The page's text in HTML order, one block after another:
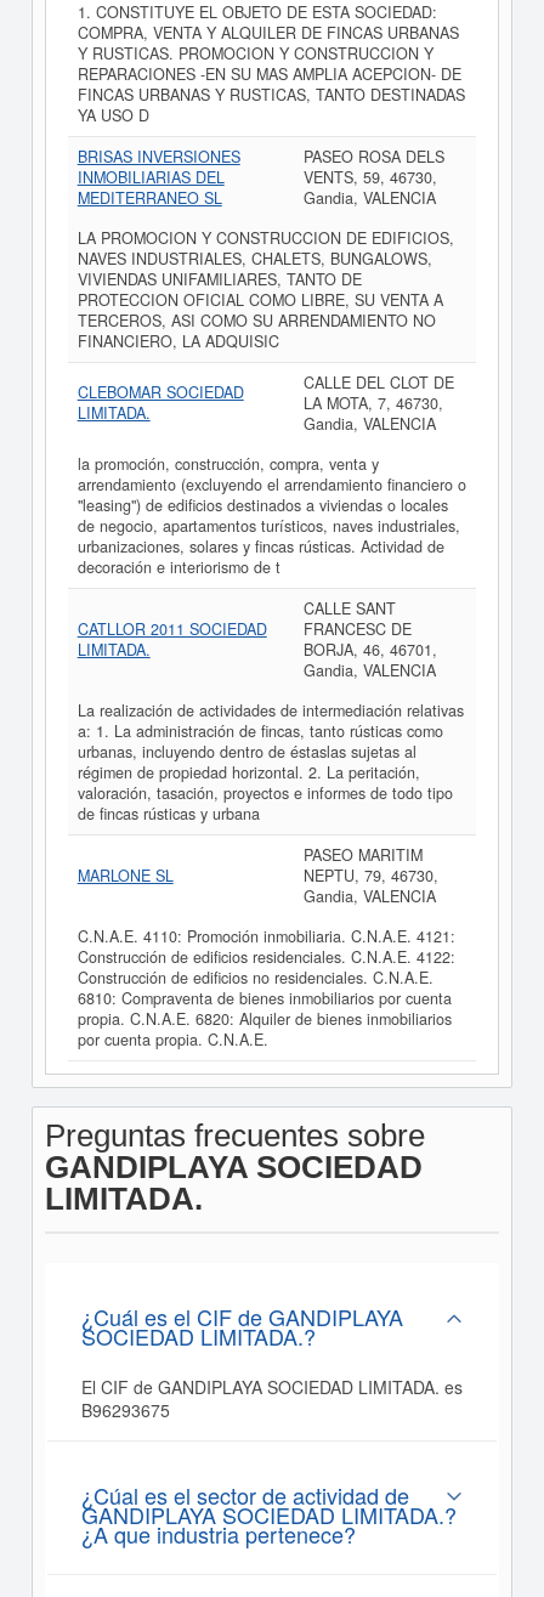
1. CONSTITUYE EL OBJETO DE ESTA SOCIEDAD:
COMPRA, VENTA Y ALQUILER DE FINCAS URBANAS
Y RUSTICAS. PROMOCION Y CONSTRUCCION Y
REPARACIONES -EN SU MAS AMPLIA ACEPCION- DE
FINCAS URBANAS Y RUSTICAS, TANTO DESTINADAS
YA USO D
BRISAS INVERSIONES
INMOBILIARIAS DEL
MEDITERRANEO SL
PASEO ROSA DELS
VENTS, 59, 46730,
Gandia, VALENCIA
LA PROMOCION Y CONSTRUCCION DE EDIFICIOS,
NAVES INDUSTRIALES, CHALETS, BUNGALOWS,
VIVIENDAS UNIFAMILIARES, TANTO DE
PROTECCION OFICIAL COMO LIBRE, SU VENTA A
TERCEROS, ASI COMO SU ARRENDAMIENTO NO
FINANCIERO, LA ADQUISIC
CLEBOMAR SOCIEDAD
LIMITADA.
CALLE DEL CLOT DE
LA MOTA, 7, 46730,
Gandia, VALENCIA
la promoción, construcción, compra, venta y
arrendamiento (excluyendo el arrendamiento financiero o
"leasing") de edificios destinados a viviendas o locales
de negocio, apartamentos turísticos, naves industriales,
urbanizaciones, solares y fincas rústicas. Actividad de
decoración e interiorismo de t
CATLLOR 2011 SOCIEDAD
LIMITADA.
CALLE SANT
FRANCESC DE
BORJA, 46, 46701,
Gandia, VALENCIA
La realización de actividades de intermediación relativas
a: 1. La administración de fincas, tanto rústicas como
urbanas, incluyendo dentro de éstaslas sujetas al
régimen de propiedad horizontal. 2. La peritación,
valoración, tasación, proyectos e informes de todo tipo
de fincas rústicas y urbana
MARLONE SL
PASEO MARITIM
NEPTU, 79, 46730,
Gandia, VALENCIA
C.N.A.E. 4110: Promoción inmobiliaria. C.N.A.E. 4121:
Construcción de edificios residenciales. C.N.A.E. 4122:
Construcción de edificios no residenciales. C.N.A.E.
6810: Compraventa de bienes inmobiliarios por cuenta
propia. C.N.A.E. 6820: Alquiler de bienes inmobiliarios
por cuenta propia. C.N.A.E.
Preguntas frecuentes sobre
GANDIPLAYA SOCIEDAD
LIMITADA.
¿Cuál es el CIF de GANDIPLAYA
SOCIEDAD LIMITADA.?
El CIF de GANDIPLAYA SOCIEDAD LIMITADA. es
B96293675
¿Cúal es el sector de actividad de
GANDIPLAYA SOCIEDAD LIMITADA.?
¿A que industria pertenece?